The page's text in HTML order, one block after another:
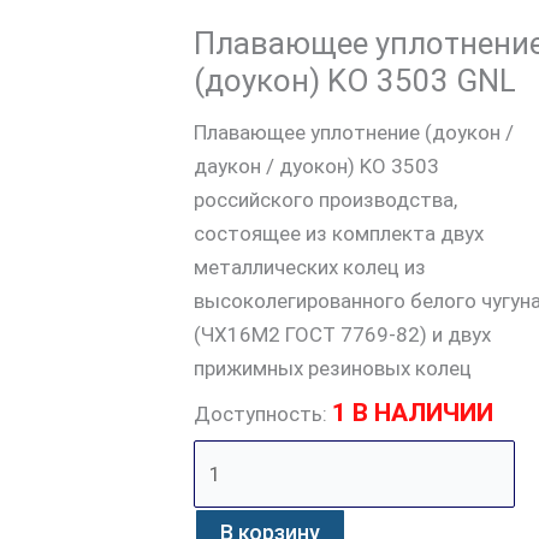
Плавающее
(доукон) KO 3503 GNL
Плавающее уплотнение (доукон /
даукон / дуокон) KO 3503
российского производства,
состоящее из комплекта двух
металлических колец из
высоколегированного белого
(ЧХ16М2 ГОСТ 7769-82) и двух
прижимных резиновых колец
Доступность: 1 В НАЛИЧИИ
В корзину